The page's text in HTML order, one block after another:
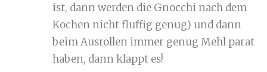
ist, dann werden die Gnocchi nach dem
Kochen nicht fluffig genug) und dann
beim Ausrollen immer genug Mehl parat
haben, dann klappt es!